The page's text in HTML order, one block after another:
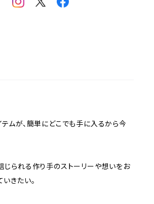
テムが、簡単にどこでも手に入るから今
じられる作り手のストーリーや想いをお
きたい。